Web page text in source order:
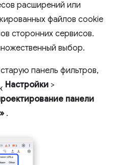
расширений или
файлов cookie
сторонних сервисов.
выбор.
панель фильтров,
Настройки >
панели
.